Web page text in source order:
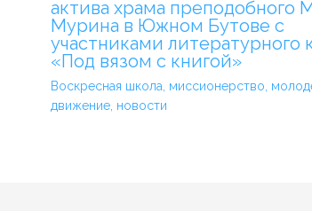
актива храма преподобного
Мурина в Южном Бутове с
участниками литературного
«Под вязом с книгой»
Воскресная школа, миссионерство,
движение, новости